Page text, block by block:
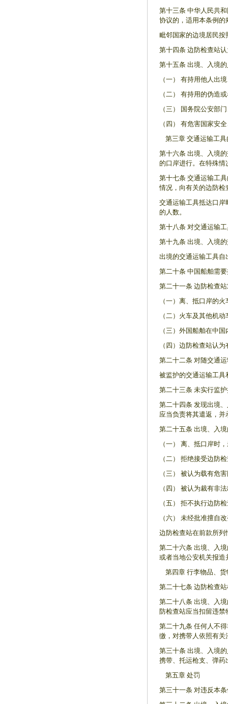
第十三条 中华人民共
协议的，适用本条例的
毗邻国家的边境居民
第十四条 边防检查站
第十五条 出境、入境
（一） 有持用他人出
（二） 有持用的伪造
（三） 国务院公安部
（四） 有危害国家安
第三章 交通运输工具
第十六条 出境、入境
的口岸进行。在特殊
第十七条 交通运输工
情况，向有关的边防检
交通运输工具抵达口
的人数。
第十八条 对交通运输
第十九条 出境、入境
出境的交通运输工具
第二十条 中国船舶需
第二十一条 边防检查
（一）离、抵口岸的
（二）火车及其他机
（三）外国船舶在中
（四）边防检查站认
第二十二条 对随交通
被监护的交通运输工
第二十三条 未实行监
第二十四条 发现出境
应当负责将其遣返，
第二十五条 出境、入
（一） 离、抵口岸时
（二） 拒绝接受边防
（三） 被认为载有危
（四） 被认为裁有非
（五） 拒不执行边防
（六） 未经批准擅自
边防检查站在前款所
第二十六条 出境、入
或者当地公安机关报
第四章 行李物品、货
第二十七条 边防检查
第二十八条 出境、入
防检查站应当扣留违
第二十九条 任何人不
缴，对携带人依照有
第三十条 出境、入境
携带、托运枪支、弹药
第五章 处罚
第三十一条 对违反本